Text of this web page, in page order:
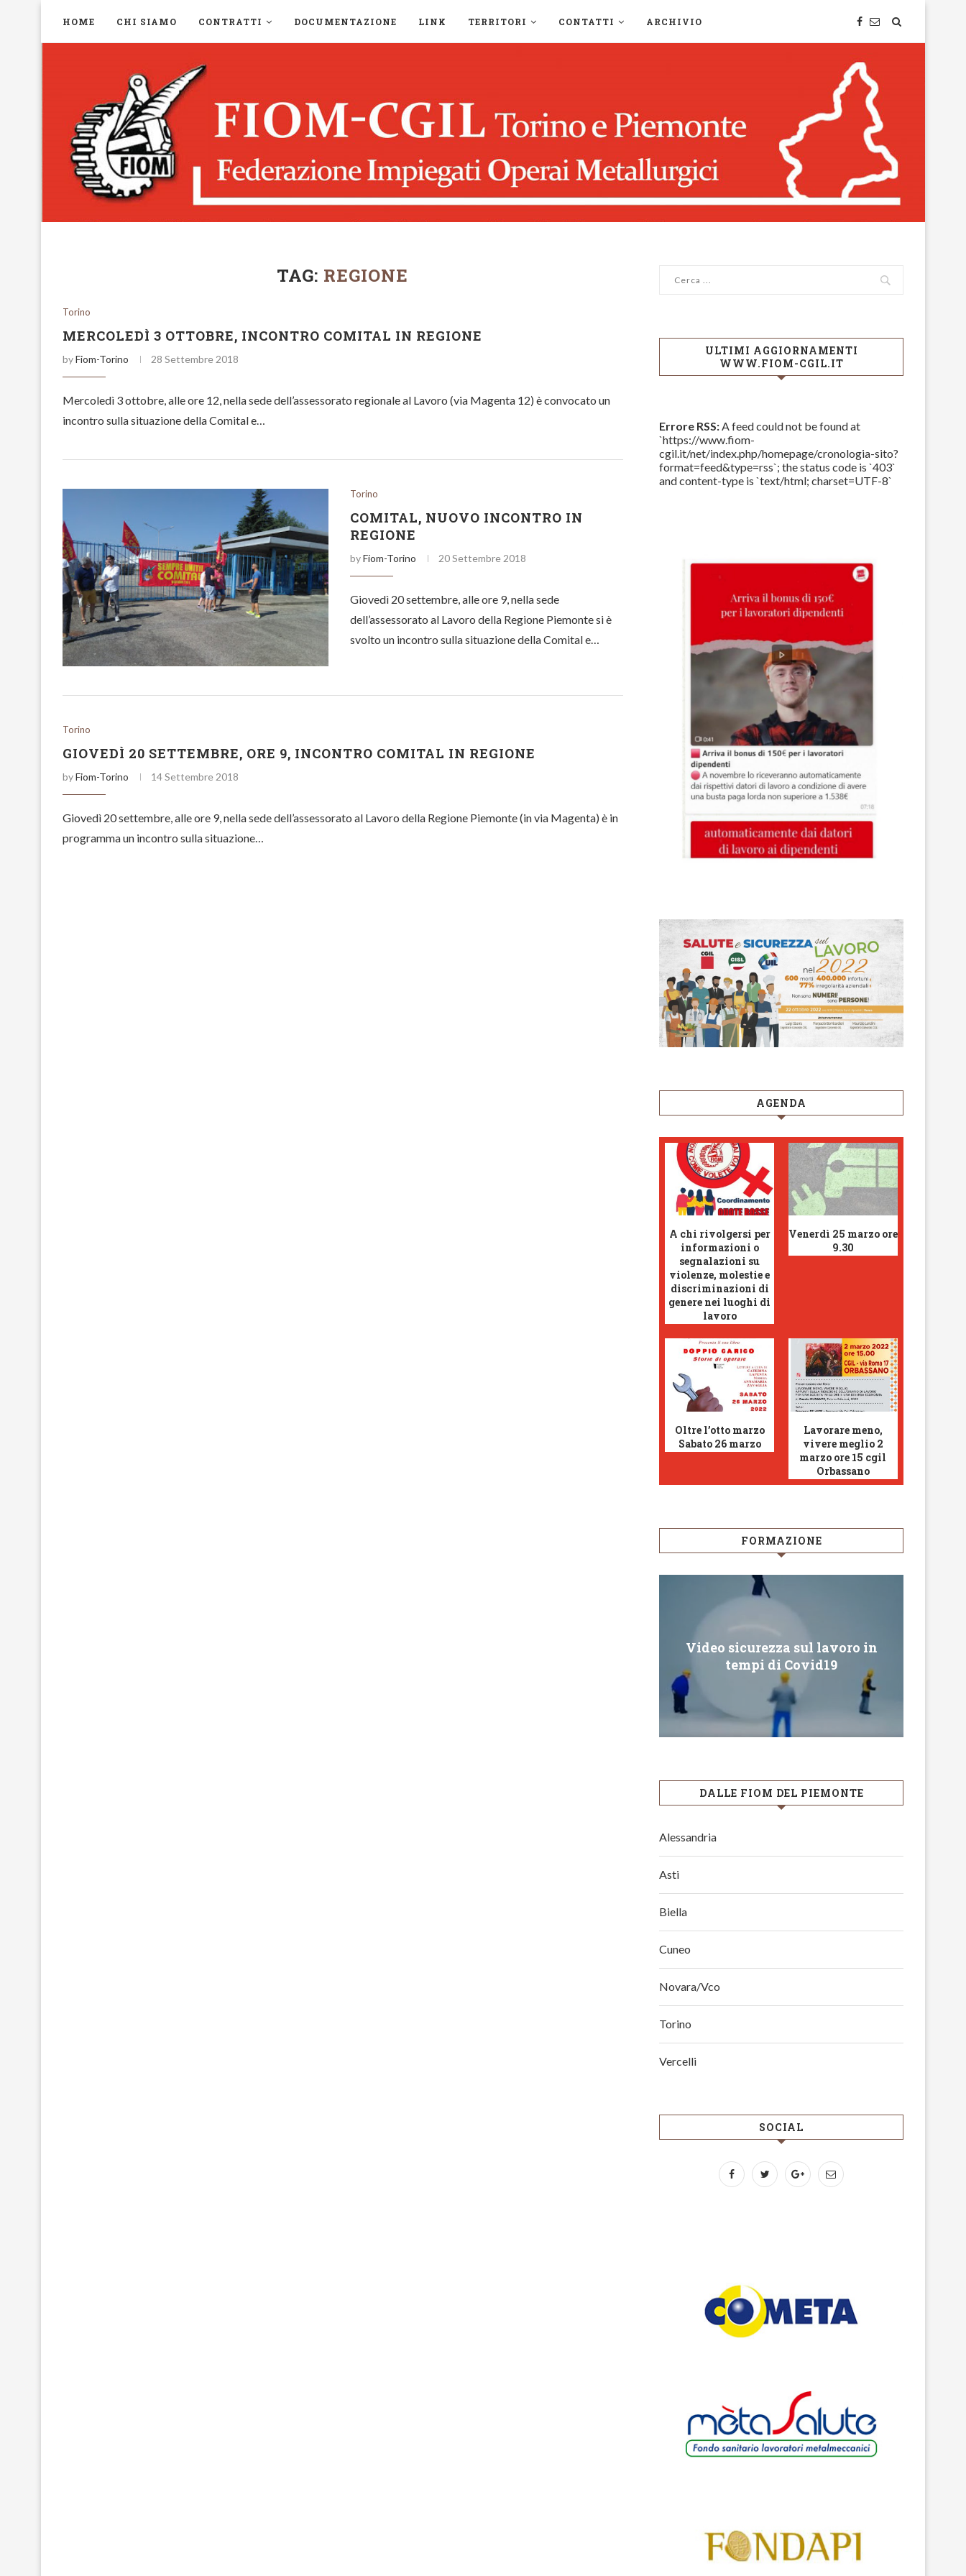
HOME CHI SIAMO CONTRATTI DOCUMENTAZIONE LINK TERRITORI CONTATTI ARCHIVIO
TAG: REGIONE
Torino
MERCOLEDÌ 3 OTTOBRE, INCONTRO COMITAL IN REGIONE
byFiom-Torino 28 Settembre 2018
Mercoledì 3 ottobre, alle ore 12, nella sede dell’assessorato regionale al Lavoro (via Magenta 12) è convocato un
incontro sulla situazione della Comital e…
Torino
COMITAL, NUOVO INCONTRO IN
REGIONE
byFiom-Torino 20 Settembre 2018
Giovedì 20 settembre, alle ore 9, nella sede
dell’assessorato al Lavoro della Regione Piemonte si è
svolto un incontro sulla situazione della Comital e…
Torino
GIOVEDÌ 20 SETTEMBRE, ORE 9, INCONTRO COMITAL IN REGIONE
byFiom-Torino 14 Settembre 2018
Giovedì 20 settembre, alle ore 9, nella sede dell’assessorato al Lavoro della Regione Piemonte (in via Magenta) è in
programma un incontro sulla situazione…
ULTIMI AGGIORNAMENTI
WWW.FIOM-CGIL.IT
Errore RSS:A feed could not be found at
`https://www.fiom-
cgil.it/net/index.php/homepage/cronologia-sito?
format=feed&type=rss`; the status code is `403`
and content-type is `text/html; charset=UTF-8`
AGENDA
A chi rivolgersi per
informazioni o
segnalazioni su
violenze, molestie e
discriminazioni di
genere nei luoghi di
lavoro
Venerdì 25 marzo ore
9.30
Oltre l’otto marzo
Sabato 26 marzo
Lavorare meno,
vivere meglio 2
marzo ore 15 cgil
Orbassano
FORMAZIONE
Video sicurezza sul lavoro in
tempi di Covid19
DALLE FIOM DEL PIEMONTE
Alessandria
Asti
Biella
Cuneo
Novara/Vco
Torino
Vercelli
SOCIAL